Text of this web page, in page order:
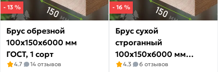
лиственницы
Товаров
акции:
1
Половая
- 13 %
Брус обрезной
100х150х6000 мм
ГОСТ, 1 сорт
4.7 14 отзывов
- 16 %
Брус сухой
строганный
100х150х6000 мм
ГОСТ
4.3 6 отзывов